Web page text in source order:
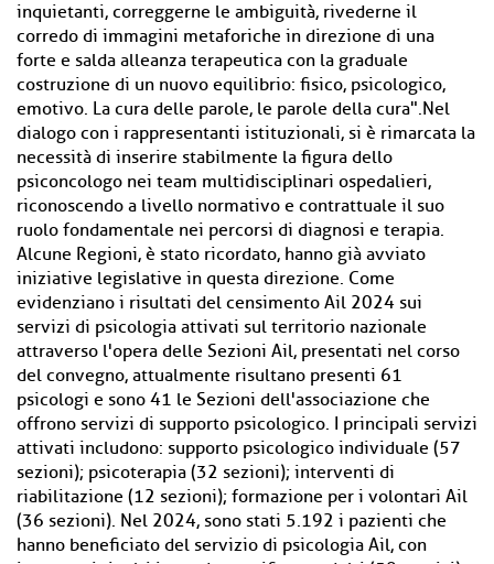
inquietanti, correggerne le ambiguità, rivederne il
corredo di immagini metaforiche in direzione di una
forte e salda alleanza terapeutica con la graduale
costruzione di un nuovo equilibrio: fisico, psicologico,
emotivo. La cura delle parole, le parole della cura".Nel
dialogo con i rappresentanti istituzionali, si è rimarcata la
necessità di inserire stabilmente la figura dello
psiconcologo nei team multidisciplinari ospedalieri,
riconoscendo a livello normativo e contrattuale il suo
ruolo fondamentale nei percorsi di diagnosi e terapia.
Alcune Regioni, è stato ricordato, hanno già avviato
iniziative legislative in questa direzione. Come
evidenziano i risultati del censimento Ail 2024 sui
servizi di psicologia attivati sul territorio nazionale
attraverso l'opera delle Sezioni Ail, presentati nel corso
del convegno, attualmente risultano presenti 61
psicologi e sono 41 le Sezioni dell'associazione che
offrono servizi di supporto psicologico. I principali servizi
attivati includono: supporto psicologico individuale (57
sezioni); psicoterapia (32 sezioni); interventi di
riabilitazione (12 sezioni); formazione per i volontari Ail
(36 sezioni). Nel 2024, sono stati 5.192 i pazienti che
hanno beneficiato del servizio di psicologia Ail, con